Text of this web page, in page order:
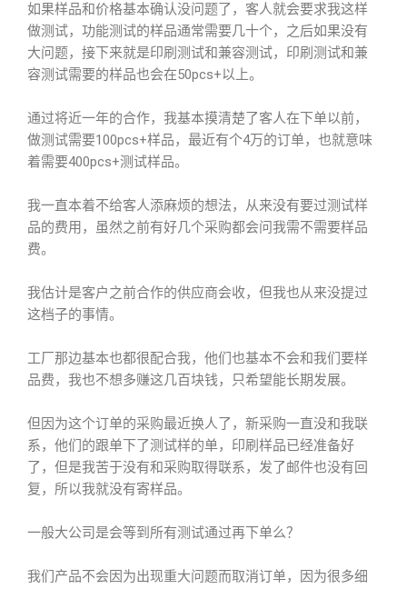
如果样品和价格基本确认没问题了，客人就会要求我这样
做测试，功能测试的样品通常需要几十个，之后如果没有
大问题，接下来就是印刷测试和兼容测试，印刷测试和兼
容测试需要的样品也会在50pcs+以上。
通过将近一年的合作，我基本摸清楚了客人在下单以前，
做测试需要100pcs+样品，最近有个4万的订单，也就意味
着需要400pcs+测试样品。
我一直本着不给客人添麻烦的想法，从来没有要过测试样
品的费用，虽然之前有好几个采购都会问我需不需要样品
费。
我估计是客户之前合作的供应商会收，但我也从来没提过
这档子的事情。
工厂那边基本也都很配合我，他们也基本不会和我们要样
品费，我也不想多赚这几百块钱，只希望能长期发展。
但因为这个订单的采购最近换人了，新采购一直没和我联
系，他们的跟单下了测试样的单，印刷样品已经准备好
了，但是我苦于没有和采购取得联系，发了邮件也没有回
复，所以我就没有寄样品。
一般大公司是会等到所有测试通过再下单么？
我们产品不会因为出现重大问题而取消订单，因为很多细